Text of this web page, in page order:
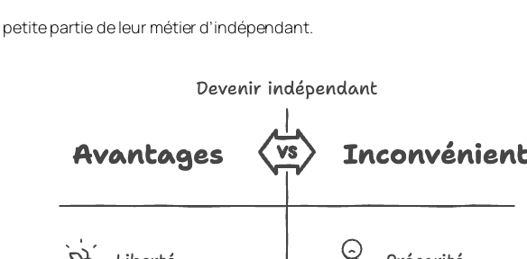
partie de leur métier d’indépendant.